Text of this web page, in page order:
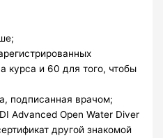
курса и 60 для того, чтобы
подписанная врачом;
Advanced Open Water Diver
другой знакомой